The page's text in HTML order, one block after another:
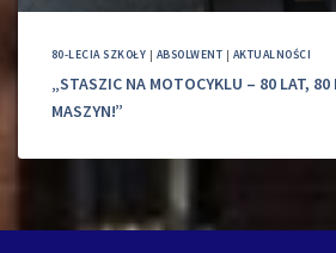
80-LECIA SZKOŁY | ABSOLWENT | AKTUALNOŚCI
„STASZIC NA MOTOCYKLU – 80 LAT,
MASZYN!”